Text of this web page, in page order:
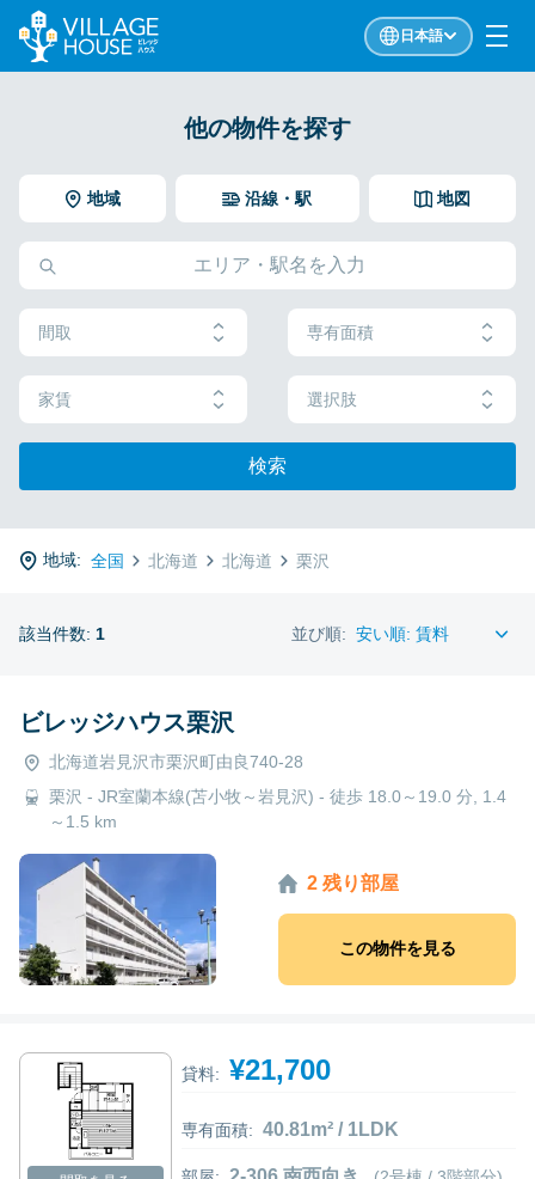
日本語
他の物件を探す
地域 地図
沿線・駅
間取 専有面積
家賃 選択肢
検索
地域: 全国 北海道 北海道 栗沢
該当件数: 1 並び順:
ビレッジハウス栗沢
北海道岩見沢市栗沢町由良740-28
栗沢 - JR室蘭本線(苫小牧～岩見沢) - 徒歩 18.0～19.0 分, 1.4
～1.5 km
2 残り部屋
この物件を見る
貸料: ¥21,700
専有面積: 40.81m² / 1LDK